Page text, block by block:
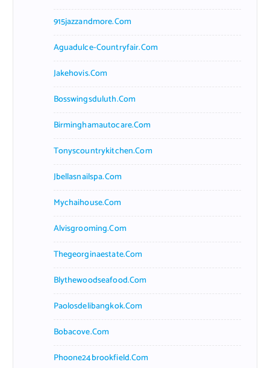
915jazzandmore.com
Aguadulce-Countryfair.com
Jakehovis.com
Bosswingsduluth.com
Birminghamautocare.com
Tonyscountrykitchen.com
Jbellasnailspa.com
Mychaihouse.com
Alvisgrooming.com
Thegeorginaestate.com
Blythewoodseafood.com
Paolosdelibangkok.com
Bobacove.com
Phoone24brookfield.com